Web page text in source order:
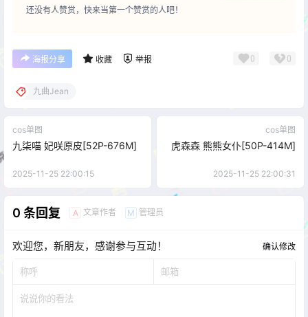
还没有人赞赏，快来当第一个赞赏的人吧！
海报分享 收藏 举报 0 0
九曲Jean
cos单图
九柒喵 妃咲原皮[52P-676M]
2025-11-25 22:00:15
cos单图
虎森森 熊熊女仆[50P-414M]
2025-11-25 22:00:31
0 条回复 A 文章作者 M 管理员
欢迎您，新朋友，感谢参与互动！ 确认修改